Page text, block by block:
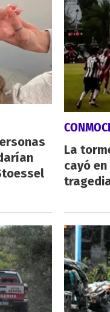
La
cayó